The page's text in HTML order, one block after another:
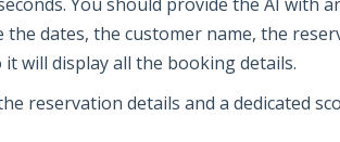
dates, the customer name, the
will display all the booking details.
reservation details and a dedicated